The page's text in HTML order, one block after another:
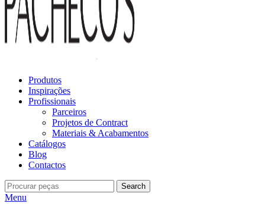
Produtos
Inspirações
Profissionais
Parceiros
Projetos de Contract
Materiais & Acabamentos
Catálogos
Blog
Contactos
Search
Menu